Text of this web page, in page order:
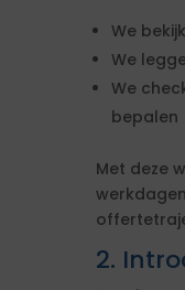
We
We
We
bepalen
Met deze
2.